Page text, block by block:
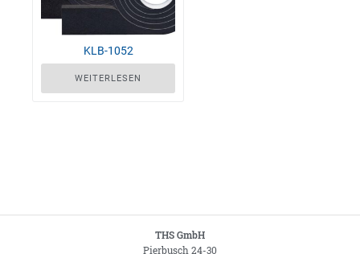
KLB-1052
WEITERLESEN
THS GmbH
Pierbusch 24-30